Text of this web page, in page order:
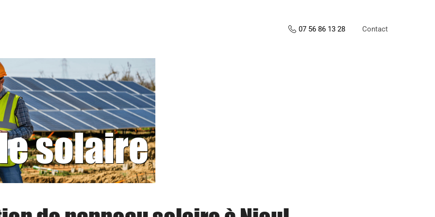
07 56 86 13 28 Contact
solaire